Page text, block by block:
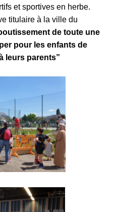
et sportives en herbe.
titulaire à la ville du
de toute une
pour les enfants de
leurs parents”